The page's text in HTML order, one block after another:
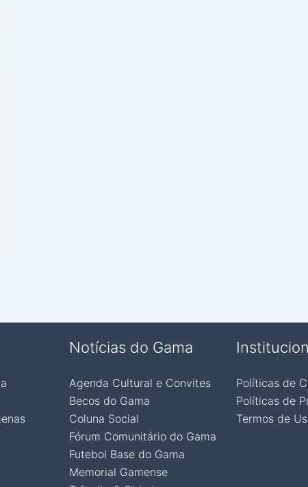
Notícias do Gama
Agenda Cultural e Convites
Becos do Gama
Coluna Social
Fórum Comunitário do Gama
Futebol Base do Gama
Memorial Gamense
Políticas de
Políticas de
Termos de